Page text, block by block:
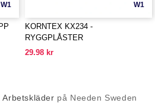
W1 W1
KORNTEX KX234 -
RYGGPLÅSTER
29.98 kr
Arbetskläder på Needen Sweden